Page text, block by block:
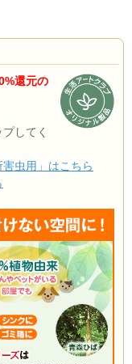
還元の
してく
虫用」はこちら